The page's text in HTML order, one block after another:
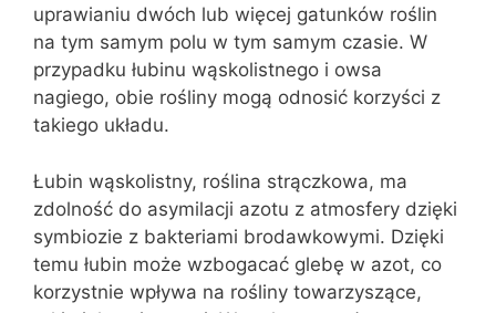
uprawianiu dwóch lub więcej gatunków roślin
na tym samym polu w tym samym czasie. W
przypadku łubinu wąskolistnego i owsa
nagiego, obie rośliny mogą odnosić korzyści z
takiego układu.
Łubin wąskolistny, roślina strączkowa, ma
zdolność do asymilacji azotu z atmosfery dzięki
symbiozie z bakteriami brodawkowymi. Dzięki
temu łubin może wzbogacać glebę w azot, co
korzystnie wpływa na rośliny towarzyszące,